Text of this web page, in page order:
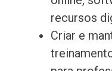
recursos
Criar e